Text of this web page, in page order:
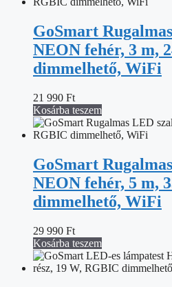
GoSmart
NEON fehér, 3 m,
dimmelhető, WiFi
21 990 Ft
Kosárba teszem
GoSmart
NEON fehér, 5 m,
dimmelhető, WiFi
29 990 Ft
Kosárba teszem